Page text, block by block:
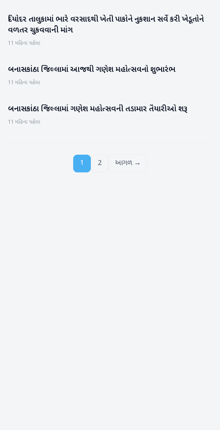
બનાસકાંઠા
દિયોદર તાલુકામાં ભારે વરસાદથી ખેતી પાકોને નુકશાન સર્વે કરી ખેડૂતોને
વળતર ચુકવવાની માંગ
11 મહિના પહેલા
બનાસકાંઠા
બનાસકાંઠા જિલ્લામાં આજથી ગણેશ મહોત્સવનો શુભારંભ
11 મહિના પહેલા
બનાસકાંઠા
બનાસકાંઠા જિલ્લામાં ગણેશ મહોત્સવની તડામાર તૈયારીઓ શરૂ
11 મહિના પહેલા
1 2 આગળ →